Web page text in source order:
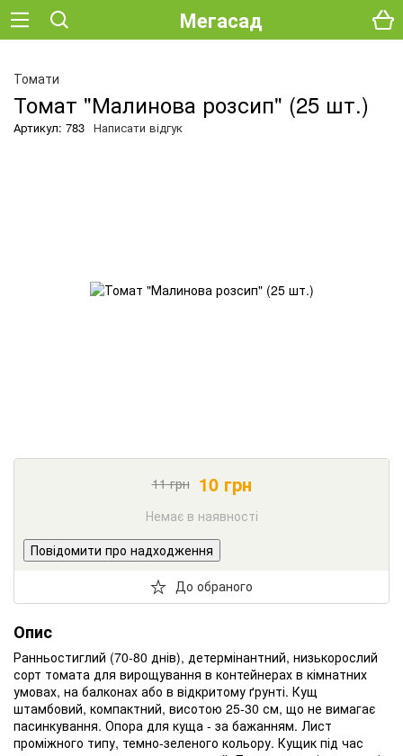
Мегасад
Томати
Томат "Малинова розсип" (25 шт.)
Артикул: 783 Написати відгук
11грн 10грн
Немає в наявності
Повідомити про надходження
До обраного
Опис
Ранньостиглий (70-80 днів), детермінантний, низькорослий
сорт томата для вирощування в контейнерах в кімнатних
умовах, на балконах або в відкритому ґрунті. Кущ
штамбовий, компактний, висотою 25-30 см, що не вимагає
пасинкування. Опора для куща - за бажанням. Лист
проміжного типу, темно-зеленого кольору. Кущик під час